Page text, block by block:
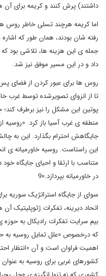
داشتند) پرش کنند و کریمه برای آن
اما کریمه هرچند تسلی خاطر روس
رفته شان بودند، همان طور که
جمله ی این هزینه ها، تلاشی بود که
داد و در این مسیر موفق نیز شد.
روس ها برای عبور کردن از فضای پس
تا از انزوای تصویرشده توسط غرب
پوتین این مشکل را نیز برطرف
منطقه ی غرب آسیا باز کرد. «روسیه
جایگاهش احترام بگذارد. این به
این راستاست. روسیه خاورمیانه ی
متناسب با ارتقا و احیای جایگاه
در خاورمیانه بپردازد.»9
سوای از جایگاه استراتژیک سوریه
اتحاد دیرینه، تفکرات ژئوپلیتیک
بیم سرایت تفکرات رادیکال به
که درخصوص «علل تمایل روسیه به
اهمیت فراوان است و آن «انتظار
کشورهای غربی برای روسیه به